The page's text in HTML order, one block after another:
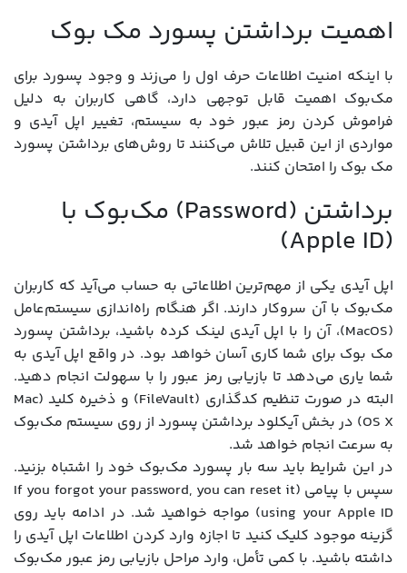
اهمیت برداشتن پسورد مک بوک
با اینکه امنیت اطلاعات حرف اول را می‌زند و وجود پسورد برای
مک‌بوک اهمیت قابل توجهی دارد، گاهی کاربران به دلیل
فراموش کردن رمز عبور خود به سیستم، تغییر اپل آیدی و
مواردی از این قبیل تلاش می‌کنند تا روش‌های برداشتن پسورد
مک بوک را امتحان کنند.
برداشتن (Password) مک‌بوک با
(Apple ID)
اپل آیدی یکی از مهم‌ترین اطلاعاتی به حساب می‌آید که کاربران
مک‌بوک با آن سروکار دارند. اگر هنگام راه‌اندازی سیستم‌عامل
(MacOS)، آن را با اپل آیدی لینک کرده باشید، برداشتن پسورد
مک بوک برای شما کاری آسان خواهد بود. در واقع اپل آیدی به
شما یاری می‌دهد تا بازیابی رمز عبور را با سهولت انجام دهید.
البته در صورت تنظیم کدگذاری (FileVault) و ذخیره کلید (Mac
OS X) در بخش آیکلود برداشتن پسورد از روی سیستم مک‌بوک
به سرعت انجام خواهد شد.
در این شرایط باید سه بار پسورد مک‌بوک خود را اشتباه بزنید.
سپس با پیامی (If you forgot your password, you can reset it
using your Apple ID) مواجه خواهید شد. در ادامه باید روی
گزینه موجود کلیک کنید تا اجازه وارد کردن اطلاعات اپل آیدی را
داشته باشید. با کمی تأمل، وارد مراحل بازیابی رمز عبور مک‌بوک